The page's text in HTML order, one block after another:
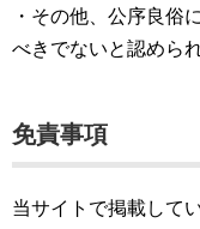
・その他、公序良俗
べきでないと認めら
免責事項
当サイトで掲載して